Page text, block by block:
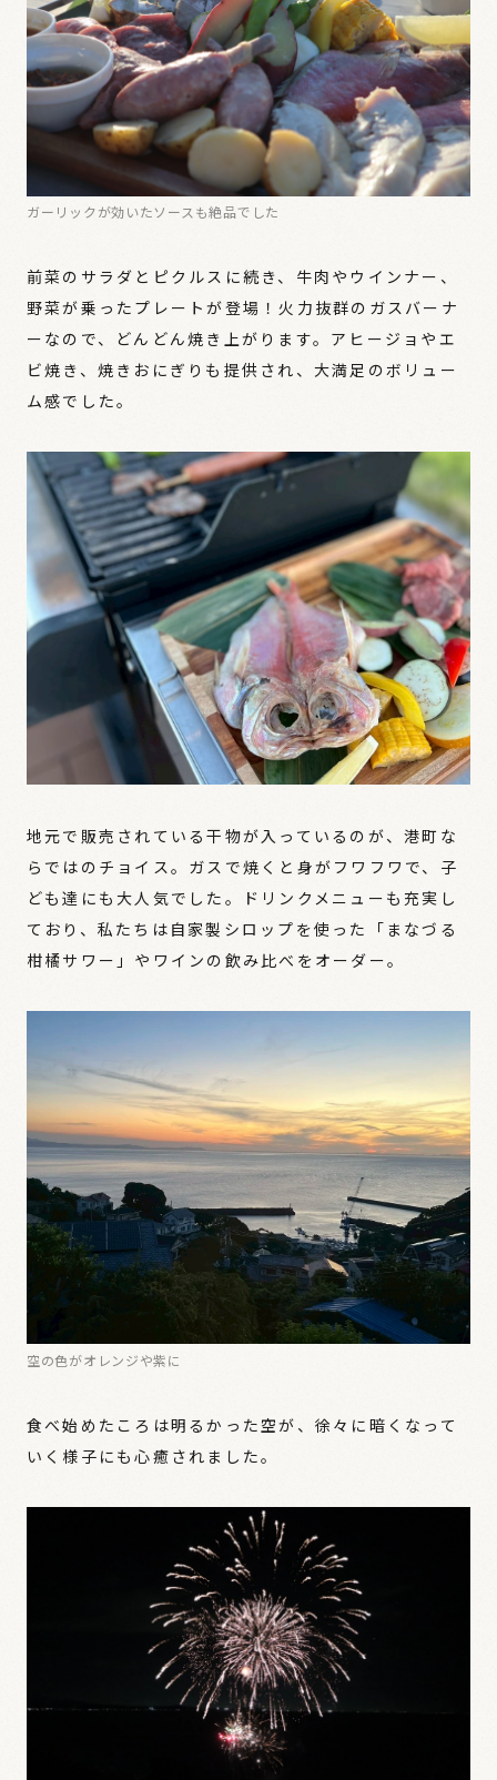
ガーリックが効いたソースも絶品でした
前菜のサラダとピクルスに続き、牛肉やウインナー、
野菜が乗ったプレートが登場！火力抜群のガスバーナ
ーなので、どんどん焼き上がります。アヒージョやエ
ビ焼き、焼きおにぎりも提供され、大満足のボリュー
ム感でした。
地元で販売されている干物が入っているのが、港町な
らではのチョイス。ガスで焼くと身がフワフワで、子
ども達にも大人気でした。ドリンクメニューも充実し
ており、私たちは自家製シロップを使った「まなづる
柑橘サワー」やワインの飲み比べをオーダー。
空の色がオレンジや紫に
食べ始めたころは明るかった空が、徐々に暗くなって
いく様子にも心癒されました。